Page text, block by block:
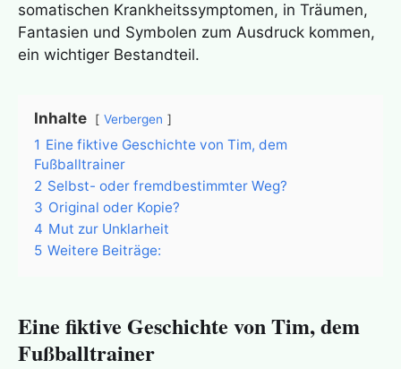
somatischen Krankheitssymptomen, in Träumen,
Fantasien und Symbolen zum Ausdruck kommen,
ein wichtiger Bestandteil.
Inhalte Verbergen
1 Eine fiktive Geschichte von Tim, dem
Fußballtrainer
2 Selbst- oder fremdbestimmter Weg?
3 Original oder Kopie?
4 Mut zur Unklarheit
5 Weitere Beiträge:
Eine fiktive Geschichte von Tim, dem
Fußballtrainer